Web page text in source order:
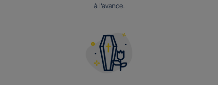
à l’avance.